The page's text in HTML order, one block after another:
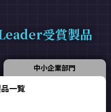
受賞製品
中小企業部門
一覧